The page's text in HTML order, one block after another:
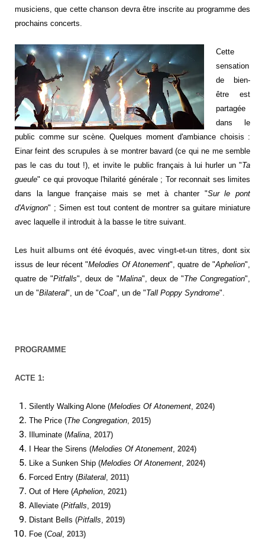
musiciens, que cette chanson devra être inscrite au programme des
prochains concerts.
Cette
sensation
de bien-
être est
partagée
dans le
public comme sur scène. Quelques moment d'ambiance choisis :
Einar feint des scrupules à se montrer bavard (ce qui ne me semble
pas le cas du tout !), et invite le public français à lui hurler un "Ta
gueule" ce qui provoque l'hilarité générale ; Tor reconnait ses limites
dans la langue française mais se met à chanter "Sur le pont
d'Avignon" ; Simen est tout content de montrer sa guitare miniature
avec laquelle il introduit à la basse le titre suivant.
Les huit albumsont été évoqués, avecvingt-et-un titres, dont six
issus de leur récent "Melodies Of Atonement", quatre de "Aphelion",
quatre de "Pitfalls", deux de "Malina", deux de "The Congregation",
un de "Bilateral", un de "Coal", un de "Tall Poppy Syndrome".
PROGRAMME
ACTE 1:
Silently Walking Alone (Melodies Of Atonement 2024)
The Price (The Congregation 2015)
Illuminate (Malina 2017)
I Hear the Sirens (Melodies Of Atonement 2024)
Like a Sunken Ship (Melodies Of Atonement 2024)
Forced Entry (Bilateral 2011)
Out of Here (Aphelion 2021)
Alleviate (Pitfalls 2019)
Distant Bells (Pitfalls 2019)
Foe (Coal 2013)